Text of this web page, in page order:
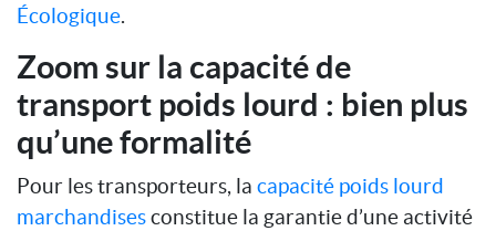
Écologique.
Zoom sur la capacité de
transport poids lourd : bien plus
qu’une formalité
Pour les transporteurs, la capacité poids lourd
marchandisesconstitue la garantie d’une activité